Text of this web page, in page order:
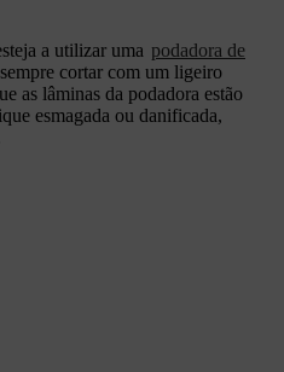
a utilizar uma podadora de
cortar com um ligeiro
as lâminas da podadora estão
esmagada ou danificada,